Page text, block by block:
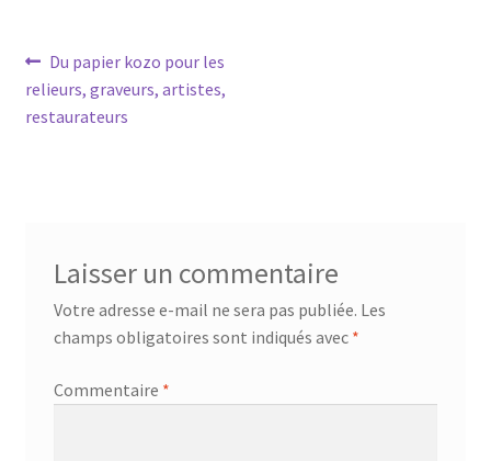
Navigation
de
Article
précédent :
Du papier kozo pour les
relieurs, graveurs, artistes,
restaurateurs
Laisser un commentaire
Votre adresse e-mail ne sera pas publiée. Les
champs obligatoires sont indiqués avec *
Commentaire *